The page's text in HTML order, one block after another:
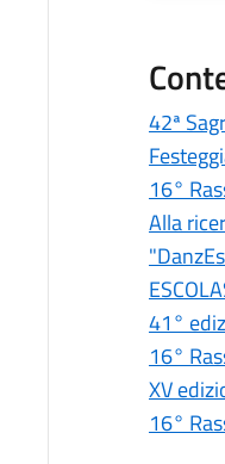
42ª
16°
Alla
41°
16°
XV
16°